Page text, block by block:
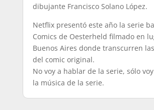
dibujante Francisco Solano López.
Netflix presentó este año la serie
Comics de Oesterheld filmado en
Buenos Aires donde transcurren
del comic original.
No voy a hablar de la serie, sólo
la música de la serie.